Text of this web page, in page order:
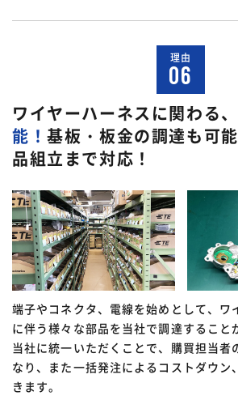
理由
06
ワイヤーハーネスに関わる、
能！基板・板金の調達も可
品組立まで対応！
端子やコネクタ、電線を始めとして、ワ
に伴う様々な部品を当社で調達すること
当社に統一いただくことで、購買担当者
なり、また一括発注によるコストダウン
きます。